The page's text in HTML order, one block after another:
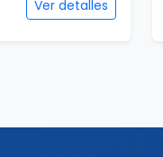
Ver detalles